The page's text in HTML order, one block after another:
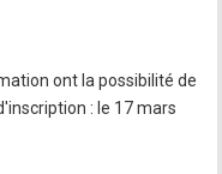
ont la possibilité de
: le 17 mars